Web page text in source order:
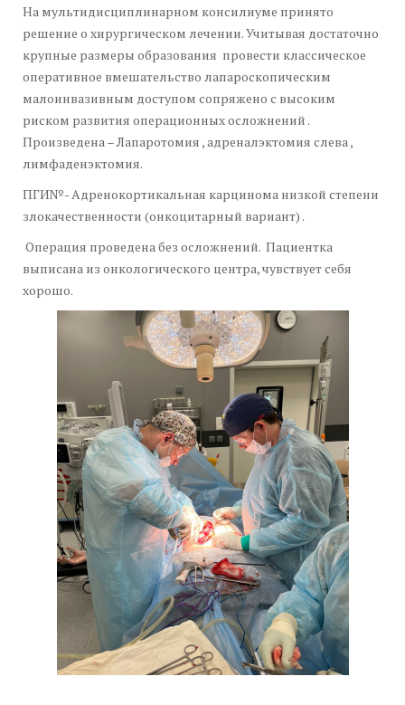
На мультидисциплинарном консилиуме принято
решение о хирургическом лечении. Учитывая достаточно
крупные размеры образования провести классическое
оперативное вмешательство лапароскопическим
малоинвазивным доступом сопряжено с высоким
риском развития операционных осложнений .
Произведена – Лапаротомия , адреналэктомия слева ,
лимфаденэктомия.
ПГИ№- Адренокортикальная карцинома низкой степени
злокачественности (онкоцитарный вариант) .
Операция проведена без осложнений. Пациентка
выписана из онкологического центра, чувствует себя
хорошо.